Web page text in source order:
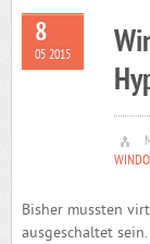
8
05 2015
Bisher mussten
ausgeschaltet